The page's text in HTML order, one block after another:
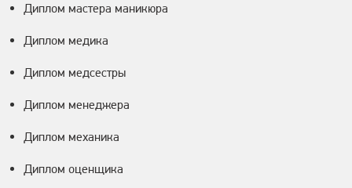
Диплом мастера маникюра
Диплом медика
Диплом медсестры
Диплом менеджера
Диплом механика
Диплом оценщика